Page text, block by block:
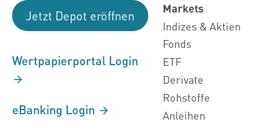
Jetzt Depot eröffnen
Wertpapierportal Login
eBanking Login
Markets
Indizes & Aktien
Fonds
ETF
Derivate
Rohstoffe
Anleihen